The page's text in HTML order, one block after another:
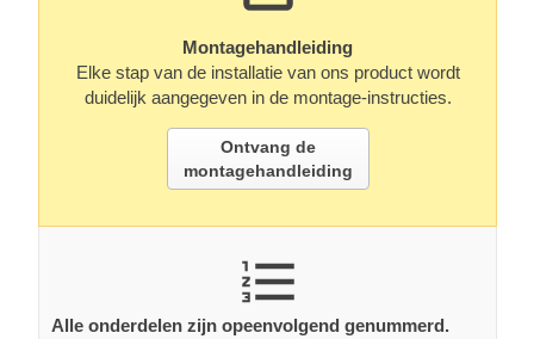
Montagehandleiding
Elke stap van de installatie van ons product wordt
duidelijk aangegeven in de montage-instructies.
Ontvang de
montagehandleiding
Alle onderdelen zijn opeenvolgend genummerd.